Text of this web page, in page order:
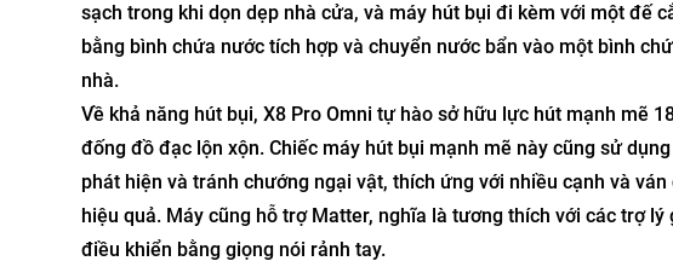
sạch trong khi dọn dẹp nhà cửa, và máy hút bụi đi kèm với một đế
bằng bình chứa nước tích hợp và chuyển nước bẩn vào một bình
nhà.
Về khả năng hút bụi, X8 Pro Omni tự hào sở hữu lực hút mạnh mẽ
đống đồ đạc lộn xộn. Chiếc máy hút bụi mạnh mẽ này cũng sử
phát hiện và tránh chướng ngại vật, thích ứng với nhiều cạnh và
hiệu quả. Máy cũng hỗ trợ Matter, nghĩa là tương thích với các trợ
điều khiển bằng giọng nói rảnh tay.